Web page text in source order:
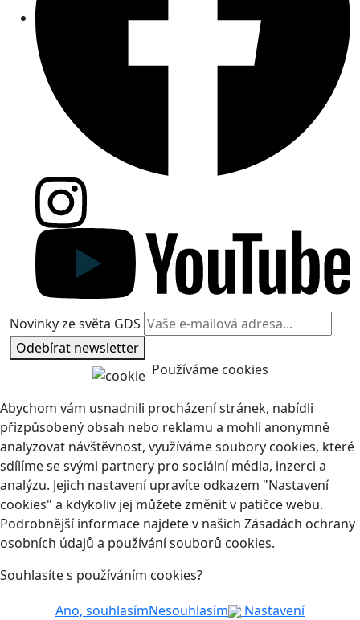
Novinky ze světa GDS
Odebírat newsletter
Používáme cookies
Abychom vám usnadnili procházení stránek, nabídli
přizpůsobený obsah nebo reklamu a mohli anonymně
analyzovat návštěvnost, využíváme soubory cookies, které
sdílíme se svými partnery pro sociální média, inzerci a
analýzu. Jejich nastavení upravíte odkazem "Nastavení
cookies" a kdykoliv jej můžete změnit v patičce webu.
Podrobnější informace najdete v našich Zásadách ochrany
osobních údajů a používání souborů cookies.
Souhlasíte s používáním cookies?
Ano, souhlasímNesouhlasím Nastavení